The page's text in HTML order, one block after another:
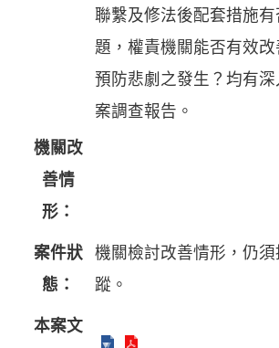
聯繫及修法後配套措施有
題，權責機關能否有效
預防悲劇之發生？均有
案調查報告。
機關改
善情
形：
案件狀
態：
機關檢討改善情形，仍
蹤。
本案文